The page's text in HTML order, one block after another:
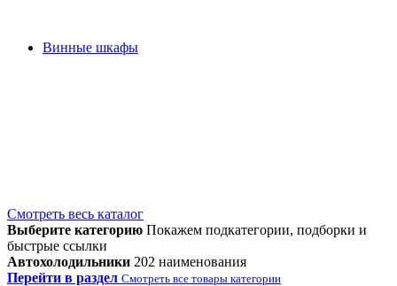
Винные шкафы
Смотреть весь каталог
Выберите категорию Покажем подкатегории, подборки и
быстрые ссылки
Автохолодильники 202 наименования
Перейти в раздел Смотреть все товары категории